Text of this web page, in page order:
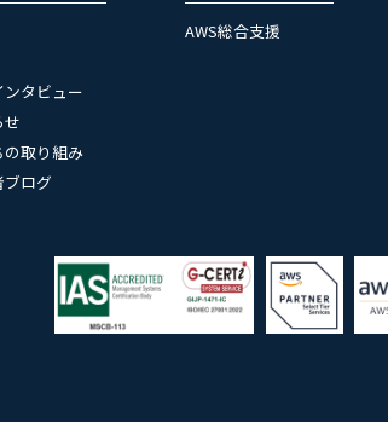
タビュー
せ
の取り組み
ログ
AWS総合支援